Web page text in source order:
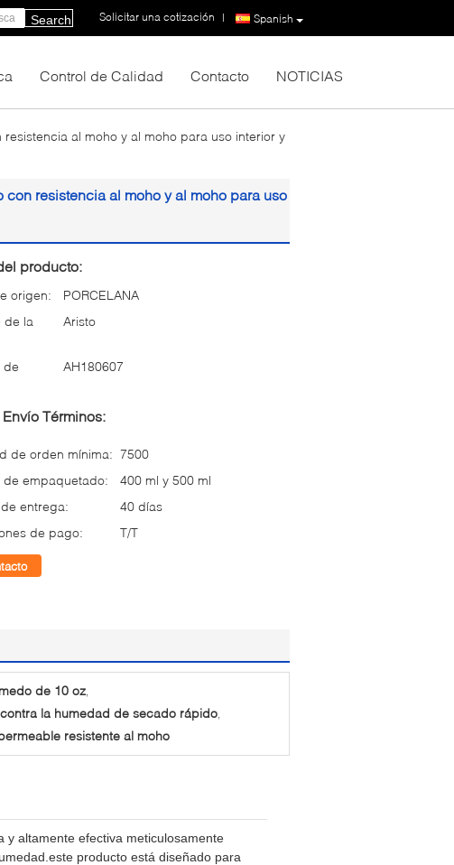
Spanish
Solicitar una cotización |
Search
Control de Calidad Contacto NOTICIAS
al moho y al moho para uso interior y
resistencia al moho y al moho para uso
producto:
origen:
PORCELANA
de la
Aristo
de
AH180607
Términos:
de orden mínima: 7500
de empaquetado:
400 ml y 500 ml
entrega:
40 días
de pago:
T/T
de 10 oz,
la humedad de secado rápido,
resistente al moho
y altamente efectiva meticulosamente
producto está diseñado para